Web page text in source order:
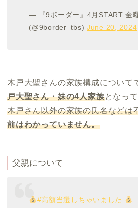
— 『9ボーダー』4月START 金
(@9border_tbs) June 20, 2024
木戸大聖さんの家族構成について
戸大聖さん・妹の4人家族となっ
木戸さん以外の家族の氏名などは
前はわかっていません。
父親について
#高額当選しちゃいました